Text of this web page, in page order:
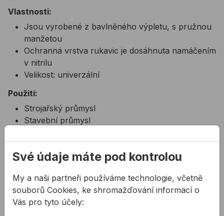
Vlastnosti:
Jsou vyrobené z bavlněného výpletu, s pružnou
manžetou
Ochranná vrstva rukavic je dosáhnuta namáčením
v nitrilu
Velikost: univerzální
Použití:
Strojařský průmysl
Stavební průmysl
Norma:
EN420 - Všeobecné požadavky a
zkušební metody
EN388 - Ochranné rukavice proti mechanickým
rizikům
Své údaje máte pod kontrolou
My a naši partneři používáme technologie, včetně
souborů Cookies, ke shromažďování informací o
Vás pro tyto účely: